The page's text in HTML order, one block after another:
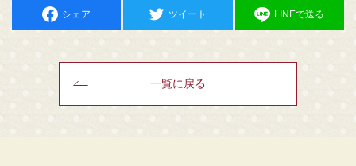
シェア ツイート LINEで送る
一覧に戻る